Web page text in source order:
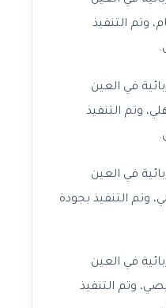
وتم التنفيذ
في العين
وتم التنفيذ
في العين
وتم التنفيذ بجودة
في العين
وتم التنفيذ